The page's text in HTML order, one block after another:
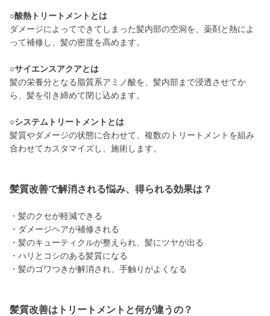
○酸熱トリートメントとは
ダメージによってできてしまった髪内部の空洞を、薬剤と熱によ
って補修し、髪の密度を高めます。
○サイエンスアクアとは
髪の栄養分となる脂質系アミノ酸を、髪内部まで浸透させてか
ら、髪を引き締めて閉じ込めます。
○システムトリートメントとは
髪質やダメージの状態に合わせて、複数のトリートメントを組み
合わせてカスタマイズし、施術します。
髪質改善で解消される悩み、得られる効果は？
・髪のクセが軽減できる
・ダメージヘアが補修される
・髪のキューティクルが整えられ、髪にツヤが出る
・ハリとコシのある髪質になる
・髪のゴワつきが解消され、手触りがよくなる
髪質改善はトリートメントと何が違うの？